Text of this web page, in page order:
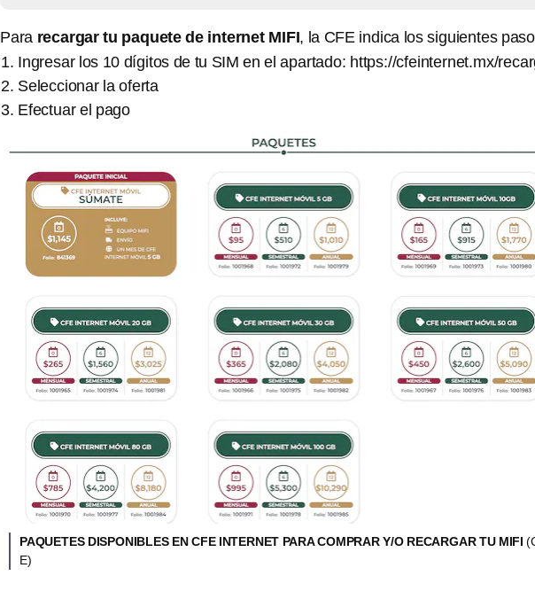
Para recargar tu paquete de internet MIFI, la CFE indica los siguientes
Ingresar los 10 dígitos de tu SIM en el apartado: https://cfeinternet.mx/
Seleccionar la oferta
Efectuar el pago
PAQUETES DISPONIBLES EN CFE INTERNET PARA COMPRAR Y/O RECARGAR TU MIFI
E)